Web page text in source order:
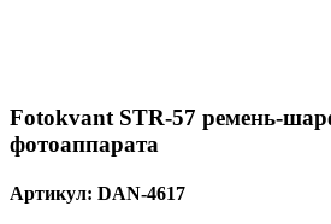
Fotokvant STR-57 ремень-
фотоаппарата
Артикул: DAN-4617